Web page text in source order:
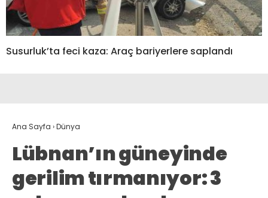
Susurluk’ta feci kaza: Araç bariyerlere saplandı
Ana Sayfa ›Dünya
Lübnan’ın güneyinde
gerilim tırmanıyor: 3